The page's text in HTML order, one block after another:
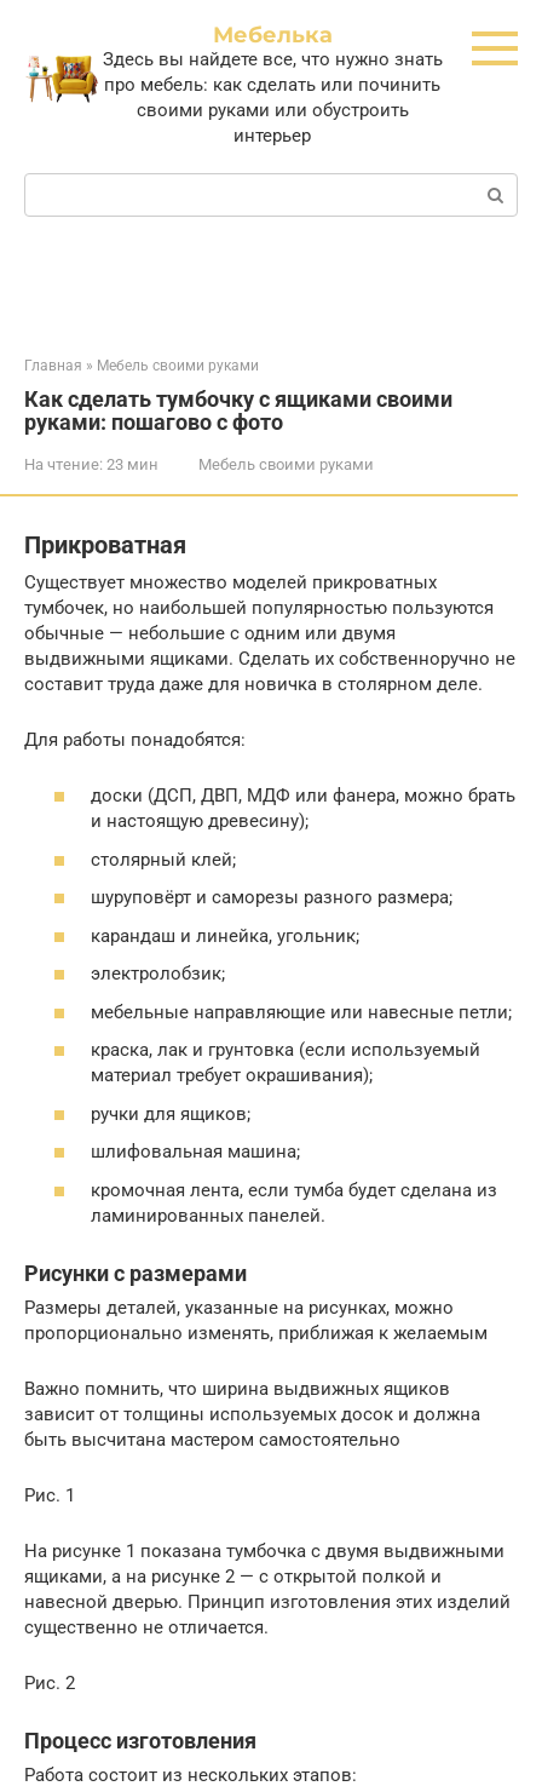
контенту
Мебелька
Здесь вы найдете все, что нужно знать
про мебель: как сделать или починить
своими руками или обустроить
интерьер
Поиск:
Главная » Мебель своими руками
Как сделать тумбочку с ящиками своими
руками: пошагово с фото
На чтение: 23 мин Мебель своими руками
Прикроватная
Существует множество моделей прикроватных
тумбочек, но наибольшей популярностью пользуются
обычные — небольшие с одним или двумя
выдвижными ящиками. Сделать их собственноручно не
составит труда даже для новичка в столярном деле.
Для работы понадобятся:
доски (ДСП, ДВП, МДФ или фанера, можно брать
и настоящую древесину);
столярный клей;
шуруповёрт и саморезы разного размера;
карандаш и линейка, угольник;
электролобзик;
мебельные направляющие или навесные петли;
краска, лак и грунтовка (если используемый
материал требует окрашивания);
ручки для ящиков;
шлифовальная машина;
кромочная лента, если тумба будет сделана из
ламинированных панелей.
Рисунки с размерами
Размеры деталей, указанные на рисунках, можно
пропорционально изменять, приближая к желаемым
Важно помнить, что ширина выдвижных ящиков
зависит от толщины используемых досок и должна
быть высчитана мастером самостоятельно
Рис. 1
На рисунке 1 показана тумбочка с двумя выдвижными
ящиками, а на рисунке 2 — с открытой полкой и
навесной дверью. Принцип изготовления этих изделий
существенно не отличается.
Рис. 2
Процесс изготовления
Работа состоит из нескольких этапов: